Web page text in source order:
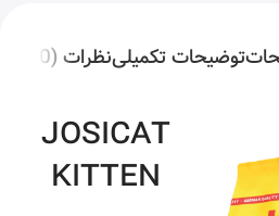
توضیحات تکمیلینظرات (0)
JOSICAT
KITTEN